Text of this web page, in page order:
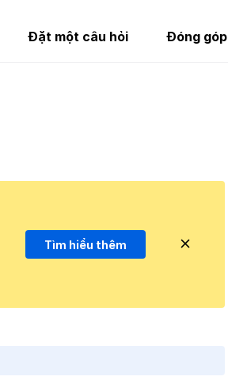
Đặt một câu hỏi Đóng góp
Tìm hiểu thêm